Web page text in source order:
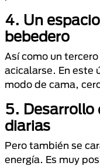
4. Un
bebedero
Así como un
acicalarse. En este
modo de cama,
5. Desarrollo
diarias
Pero también se
energía. Es muy